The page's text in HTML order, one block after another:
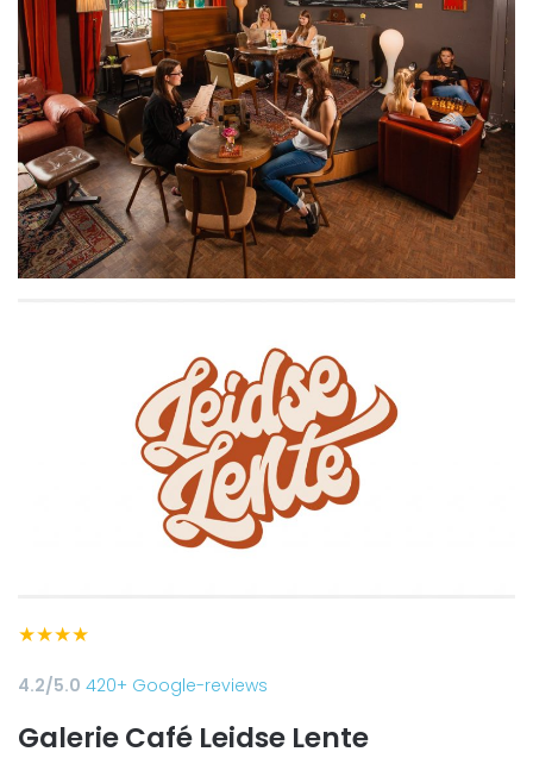
★★★★
4.2/5.0 420+ Google-reviews
Galerie Café Leidse Lente